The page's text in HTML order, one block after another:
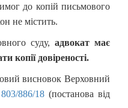
до копій письмового
не містить.
суду, адвокат має
копії довіреності.
висновок Верховний
803/886/18 (постанова від